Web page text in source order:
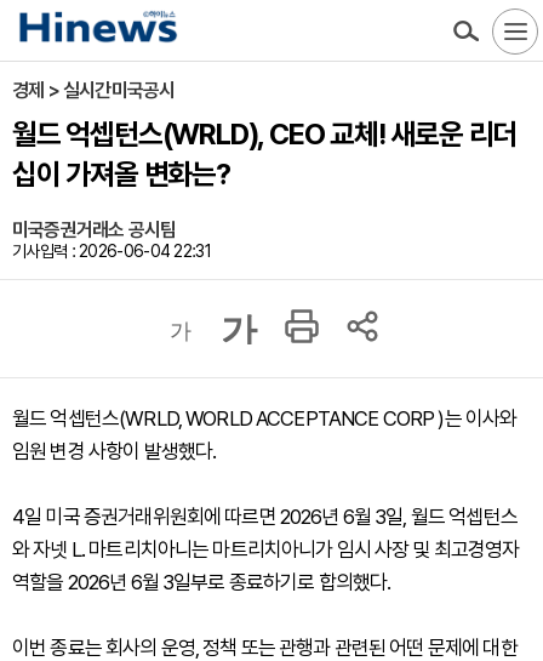
경제 > 실시간미국공시
월드 억셉턴스(WRLD), CEO 교체! 새로운 리더
십이 가져올 변화는?
미국증권거래소 공시팀
기사입력 : 2026-06-04 22:31
가 가
월드 억셉턴스(WRLD, WORLD ACCEPTANCE CORP )는 이사와
임원 변경 사항이 발생했다.
4일 미국 증권거래위원회에 따르면 2026년 6월 3일, 월드 억셉턴스
와 자넷 L. 마트리치아니는 마트리치아니가 임시 사장 및 최고경영자
역할을 2026년 6월 3일부로 종료하기로 합의했다.
이번 종료는 회사의 운영, 정책 또는 관행과 관련된 어떤 문제에 대한